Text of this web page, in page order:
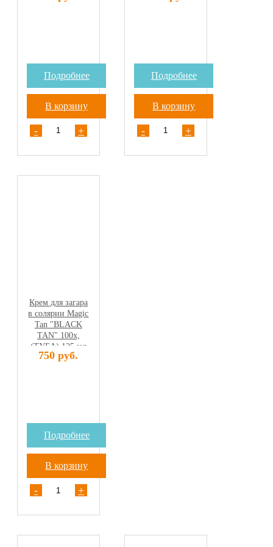
Подробнее
В корзину
- +
Подробнее
В корзину
- +
Крем для загара
в солярии Magic
Tan "BLACK
TAN" 100х,
(ТУБА) 125 мл
750 руб.
Подробнее
В корзину
- +